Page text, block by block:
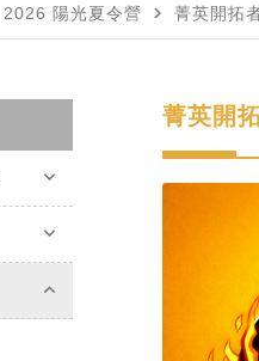
2026 陽光夏令營 navigate_next 菁英開拓
keyboard_arrow_down
keyboard_arrow_down
keyboard_arrow_up
菁英開